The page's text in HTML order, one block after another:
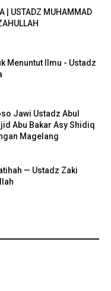
| USTADZ MUHAMMAD
Menuntut Ilmu - Ustadz
Jawi Ustadz Abul
Abu Bakar Asy Shidiq
Magelang
— Ustadz Zaki